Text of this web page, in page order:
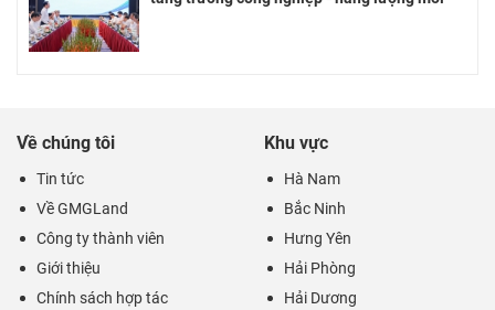
Về chúng tôi
Tin tức
Về GMGLand
Công ty thành viên
Giới thiệu
Chính sách hợp tác
Khu vực
Hà Nam
Bắc Ninh
Hưng Yên
Hải Phòng
Hải Dương